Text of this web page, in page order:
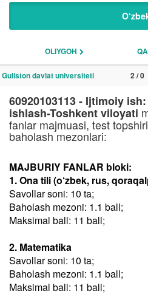
OLIYGOH
Guliston davlat universiteti 2 / 0
60920103113 - Ijtimoiy
ishlash-Toshkent viloyati
fanlar majmuasi, test
baholash mezonlari:
MAJBURIY FANLAR bloki:
1. Ona tili (o‘zbek, rus,
Savollar soni: 10 ta;
Baholash mezoni: 1.1 ball;
Maksimal ball: 11 ball;
2. Matematika
Savollar soni: 10 ta;
Baholash mezoni: 1.1 ball;
Maksimal ball: 11 ball;